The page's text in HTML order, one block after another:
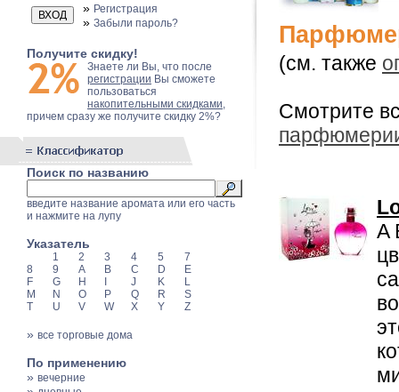
» Регистрация
» Забыли пароль?
Получите скидку!
Знаете ли Вы, что после
регистрации Вы сможете
пользоваться
накопительными скидками,
причем сразу же получите скидку 2%?
Поиск по названию
введите название аромата или его часть
и нажмите на лупу
Указатель
1 2 3 4 5
7
8
9 A B C D
E
F
G H J K
L
M
N O P Q R
S
T
U V W X Y Z
» все торговые дома
По применению
» вечерние
(см. также
Смотрите
A